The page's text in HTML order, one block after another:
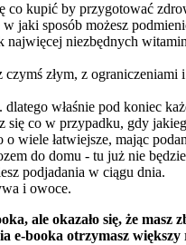
co kupić by przygotować
jaki sposób możesz
niezbędnych
złym, z
właśnie pod koniec
co w przypadku, gdy
łatwiejsze, mając
do domu - tu już nie
podjadania w ciągu dnia.
i owoce.
ale okazało się, że
e-booka otrzymasz